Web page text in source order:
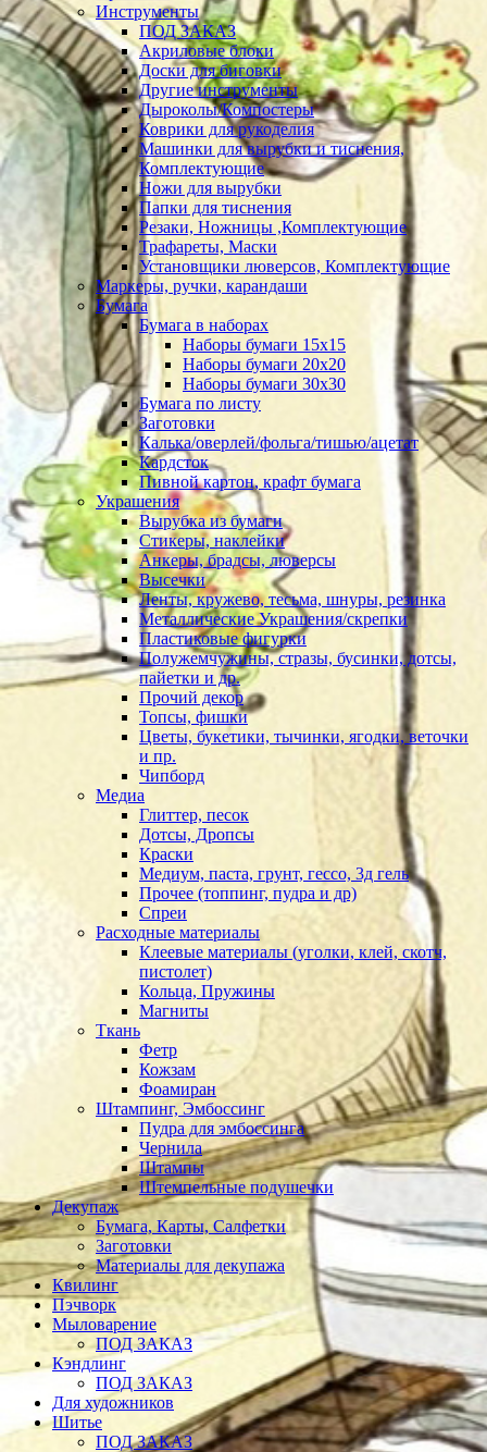
Инструменты
ПОД ЗАКАЗ
Акриловые блоки
Доски для биговки
Другие инструменты
Дыроколы/Компостеры
Коврики для рукоделия
Машинки для вырубки и тиснения,
Комплектующие
Ножи для вырубки
Папки для тиснения
Резаки, Ножницы ,Комплектующие
Трафареты, Маски
Установщики люверсов, Комплектующие
Маркеры, ручки, карандаши
Бумага
Бумага в наборах
Наборы бумаги 15х15
Наборы бумаги 20х20
Наборы бумаги 30х30
Бумага по листу
Заготовки
Калька/оверлей/фольга/тишью/ацетат
Кардсток
Пивной картон, крафт бумага
Украшения
Вырубка из бумаги
Стикеры, наклейки
Анкеры, брадсы, люверсы
Высечки
Ленты, кружево, тесьма, шнуры, резинка
Металлические Украшения/скрепки
Пластиковые фигурки
Полужемчужины, стразы, бусинки, дотсы,
пайетки и др.
Прочий декор
Топсы, фишки
Цветы, букетики, тычинки, ягодки, веточки
и пр.
Чипборд
Медиа
Глиттер, песок
Дотсы, Дропсы
Краски
Медиум, паста, грунт, гессо, 3д гель
Прочее (топпинг, пудра и др)
Спреи
Расходные материалы
Клеевые материалы (уголки, клей, скотч,
пистолет)
Кольца, Пружины
Магниты
Ткань
Фетр
Кожзам
Фоамиран
Штампинг, Эмбоссинг
Пудра для эмбоссинга
Чернила
Штампы
Штемпельные подушечки
Декупаж
Бумага, Карты, Салфетки
Заготовки
Материалы для декупажа
Квилинг
Пэчворк
Мыловарение
ПОД ЗАКАЗ
Кэндлинг
ПОД ЗАКАЗ
Для художников
Шитье
ПОД ЗАКАЗ